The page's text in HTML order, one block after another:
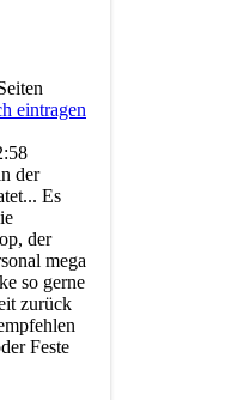
eintragen
der
Es
der
mega
so gerne
zurück
Feste